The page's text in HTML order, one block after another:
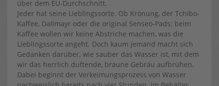
über dem EU-Durchschnitt.
Jeder hat seine Lieblingssorte. Ob Krönung, der Tchibo-
Kaffee, Dallmayr oder die original Senseo-Pads; beim
Kaffee wollen wir keine Abstriche machen, was die
Lieblingssorte angeht. Doch kaum jemand macht sich
Gedanken darüber, wie sauber das Wasser ist, mit dem
wir das herrlich duftende, braune Gebräu aufbrühen.
Dabei beginnt der Verkeimungsprozess von Wasser